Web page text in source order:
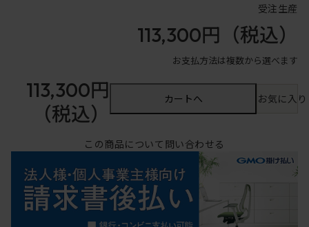
受注生産
113,300円 （税込）
お支払方法は複数から選べます
113,300円
（税込）
カートへ お気に入
この商品について問い合わせる